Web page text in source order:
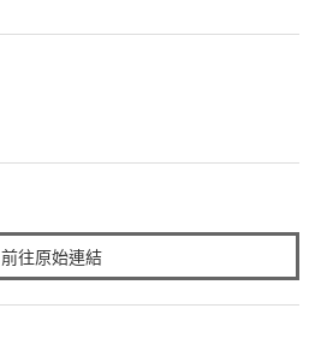
前往原始連結